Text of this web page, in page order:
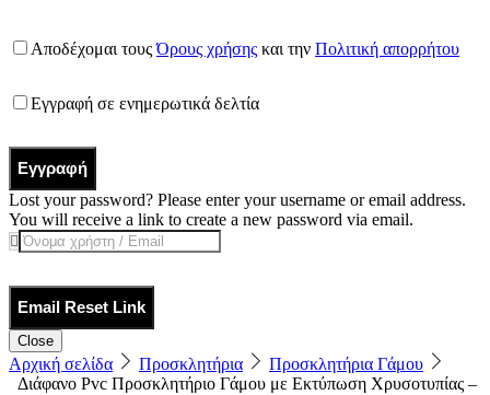
Αποδέχομαι τουςΌρους χρήσης και την Πολιτική απορρήτου
Εγγραφή σε ενημερωτικά δελτία
Εγγραφή
Lost your password? Please enter your username or email address.
You will receive a link to create a new password via email.
Email Reset Link
Close
Αρχική σελίδα Προσκλητήρια
Προσκλητήρια Γάμου
Διάφανο Pvc Προσκλητήριο Γάμου με Εκτύπωση Χρυσοτυπίας –